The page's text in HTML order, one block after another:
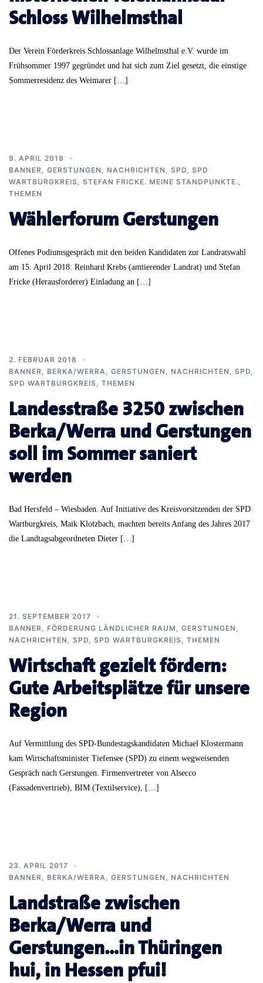
Schloss Wilhelmsthal
Der Verein Förderkreis Schlossanlage Wilhelmsthal e.V. wurde im
Frühsommer 1997 gegründet und hat sich zum Ziel gesetzt, die einstige
Sommerresidenz des Weimarer […]
9. APRIL 2018
BANNER
GERSTUNGEN NACHRICHTEN SPD
SPD
WARTBURGKREIS
STEFAN FRICKE. MEINE STANDPUNKTE.
THEMEN
Wählerforum Gerstungen
Offenes Podiumsgespräch mit den beiden Kandidaten zur Landratswahl
am 15. April 2018: Reinhard Krebs (amtierender Landrat) und Stefan
Fricke (Herausforderer) Einladung an […]
2. FEBRUAR 2018
BANNER
BERKA/WERRA GERSTUNGEN NACHRICHTEN SPD
SPD WARTBURGKREIS
THEMEN
Landesstraße 3250 zwischen
Berka/Werra und Gerstungen
soll im Sommer saniert
werden
Bad Hersfeld – Wiesbaden. Auf Initiative des Kreisvorsitzenden der SPD
Wartburgkreis, Maik Klotzbach, machten bereits Anfang des Jahres 2017
die Landtagsabgeordneten Dieter […]
21. SEPTEMBER 2017
BANNER
FÖRDERUNG LÄNDLICHER RAUM GERSTUNGEN
NACHRICHTEN
SPD SPD WARTBURGKREIS THEMEN
Wirtschaft gezielt fördern:
Gute Arbeitsplätze für unsere
Region
Auf Vermittlung des SPD-Bundestagskandidaten Michael Klostermann
kam Wirtschaftsminister Tiefensee (SPD) zu einem wegweisenden
Gespräch nach Gerstungen. Firmenvertreter von Alsecco
(Fassadenvertrieb), BIM (Textilservice), […]
23. APRIL 2017
BANNER
BERKA/WERRA GERSTUNGEN NACHRICHTEN
Landstraße zwischen
Berka/Werra und
Gerstungen…in Thüringen
hui, in Hessen pfui!